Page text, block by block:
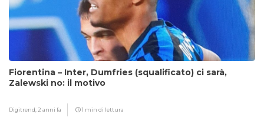
Fiorentina – Inter, Dumfries (squalificato) ci sarà,
Zalewski no: il motivo
Digitrend, 2 anni fa 1 min di lettura